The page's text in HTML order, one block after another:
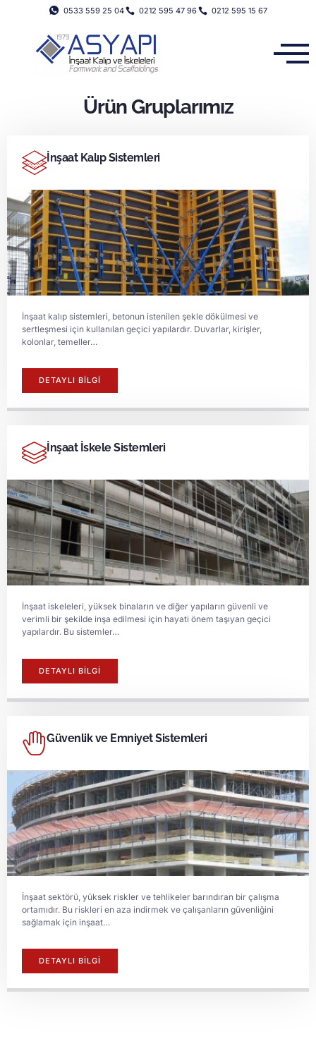
0533 559 25 04 0212 595 47 96 0212 595 15 67
Ürün Gruplarımız
İnşaat Kalıp Sistemleri
İnşaat kalıp sistemleri, betonun istenilen şekle dökülmesi ve
sertleşmesi için kullanılan geçici yapılardır. Duvarlar, kirişler,
kolonlar, temeller…
DETAYLI BİLGİ
İnşaat İskele Sistemleri
İnşaat iskeleleri, yüksek binaların ve diğer yapıların güvenli ve
verimli bir şekilde inşa edilmesi için hayati önem taşıyan geçici
yapılardır. Bu sistemler…
DETAYLI BİLGİ
Güvenlik ve Emniyet Sistemleri
İnşaat sektörü, yüksek riskler ve tehlikeler barındıran bir çalışma
ortamıdır. Bu riskleri en aza indirmek ve çalışanların güvenliğini
sağlamak için inşaat…
DETAYLI BİLGİ